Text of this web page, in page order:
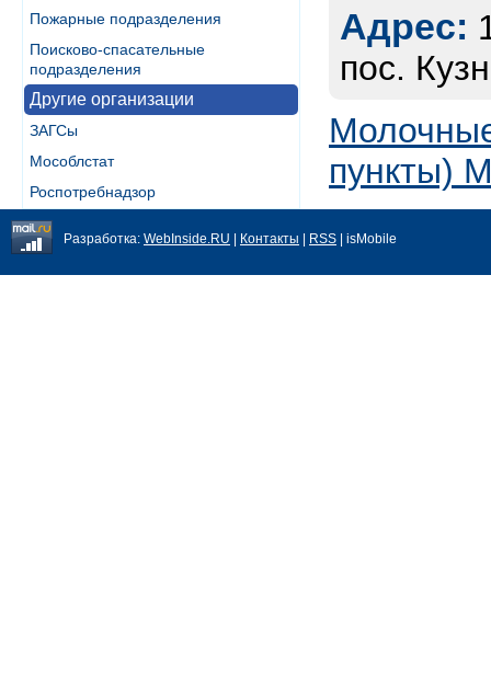
Пожарные подразделения
Поисково-спасательные
подразделения
Другие организации
ЗАГСы
Мособлстат
Роспотребнадзор
Адрес:
пос.
пункты)
Разработка: WebInside.RU Контакты RSS | isMobile